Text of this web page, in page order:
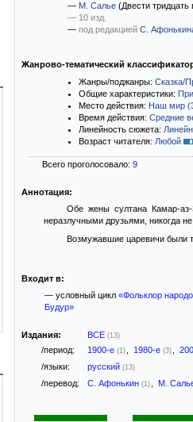
— М. Салье (Двести
— 10 изд.
— под редакцией С.
Жанрово-тематический
Жанры/поджанры: Сказка/
Общие характеристики:
Место действия: Наш мир
Время действия: Средние
Линейность сюжета:
Возраст читателя: Любой
Всего проголосовало: 9
Аннотация:
Обе жены султана Камар-
неразлучными друзьями, никогда
Возмужавшие царевичи были
Входит в:
— условный цикл «Фольклор
Будур»
Издания: ВСЕ (13)
/период: 1900-е (1) 1980-е (3)
/языки: русский (13)
/перевод: С. Афонькин (1) М.